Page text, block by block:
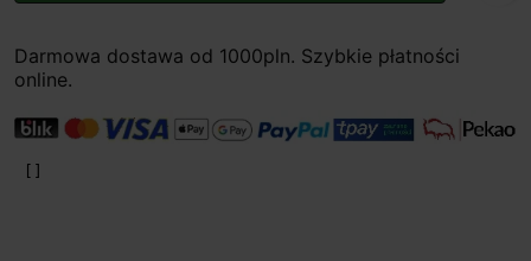
Darmowa dostawa od 1000pln. Szybkie płatności
online.